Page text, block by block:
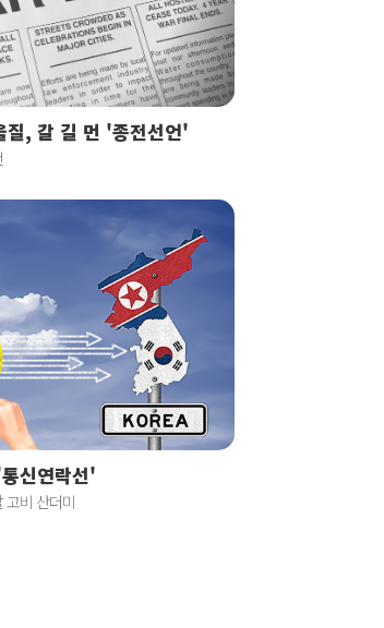
질, 갈 길 먼 '종전선언'
신연락선'
고비 산더미